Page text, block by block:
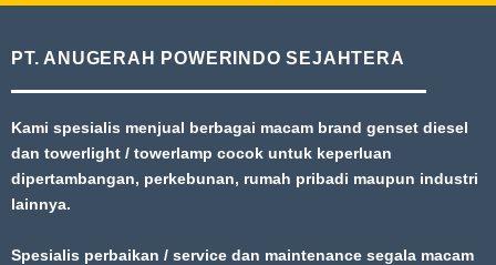
PT. ANUGERAH POWERINDO SEJAHTERA
Kami spesialis menjual berbagai macam brand genset diesel
dan towerlight / towerlamp cocok untuk keperluan
dipertambangan, perkebunan, rumah pribadi maupun industri
lainnya.
Spesialis perbaikan / service dan maintenance segala macam